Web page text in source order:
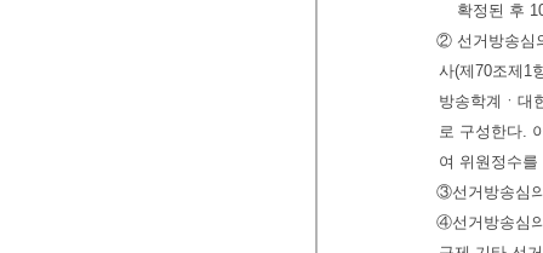
확정된 후
② 선거방송심
사(제70조제1
방송학계ㆍ대
로 구성한다.
여 위원정수
③선거방송심
④선거방송심